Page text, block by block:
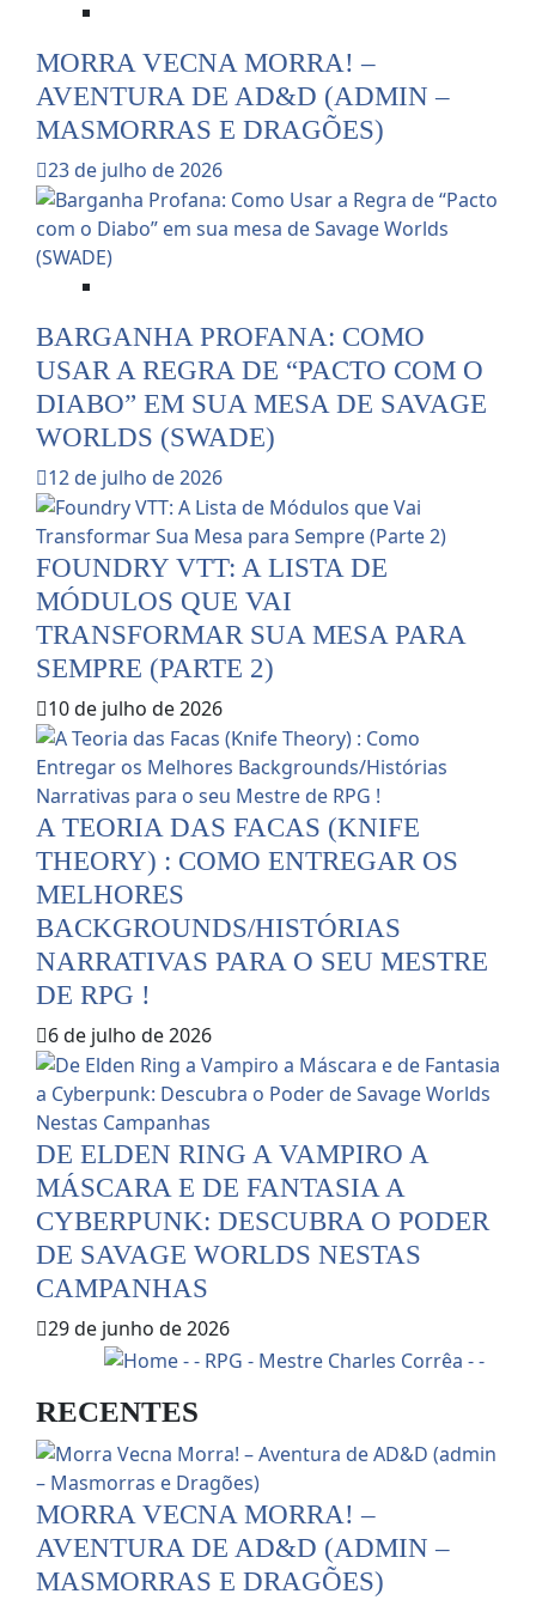
MORRA VECNA MORRA! –
AVENTURA DE AD&D (ADMIN –
MASMORRAS E DRAGÕES)
23 de julho de 2026
BARGANHA PROFANA: COMO
USAR A REGRA DE “PACTO COM O
DIABO” EM SUA MESA DE SAVAGE
WORLDS (SWADE)
12 de julho de 2026
FOUNDRY VTT: A LISTA DE
MÓDULOS QUE VAI
TRANSFORMAR SUA MESA PARA
SEMPRE (PARTE 2)
10 de julho de 2026
A TEORIA DAS FACAS (KNIFE
THEORY) : COMO ENTREGAR OS
MELHORES
BACKGROUNDS/HISTÓRIAS
NARRATIVAS PARA O SEU MESTRE
DE RPG !
6 de julho de 2026
DE ELDEN RING A VAMPIRO A
MÁSCARA E DE FANTASIA A
CYBERPUNK: DESCUBRA O PODER
DE SAVAGE WORLDS NESTAS
CAMPANHAS
29 de junho de 2026
RECENTES
MORRA VECNA MORRA! –
AVENTURA DE AD&D (ADMIN –
MASMORRAS E DRAGÕES)